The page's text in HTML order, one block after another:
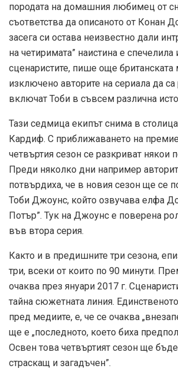
породата на домашния любимец от
съответства да описаното от Конан
засега си остава неизвестно дали
на четиримата” наистина е спечелила
сценаристите, пише още британската
изключено авторите на сериала да
включат Тоби в съвсем различна
Тази седмица екипът снима в
Кардиф. С приближаването на
четвъртия сезон се разкриват някои
Преди няколко дни например
потвърдиха, че в новия сезон ще се
Тоби Джоунс, който озвучава елфа
Потър”. Тук на Джоунс е поверена
във втора серия.
Както и в предишните три сезона,
три, всеки от които по 90 минути.
очаква през януари 2017 г.
тайна сюжетната линия.
пред медиите, е, че се очаква
ще е „последното, което биха
Освен това четвъртият сезон ще
страскащ и загадъчен”.